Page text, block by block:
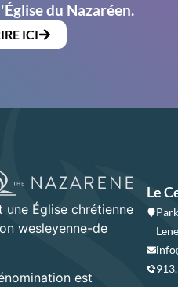
du Nazaréen.
ICI
une Église chrétienne
wesleyenne-de
est
Le